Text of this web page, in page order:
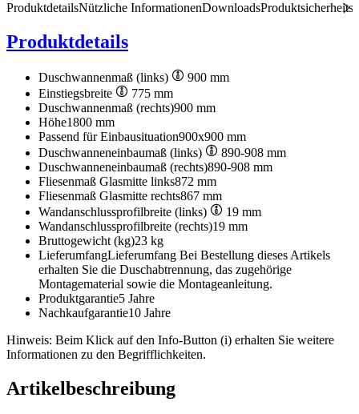
Produktdetails
Produktdetails
Duschwannenmaß (links)
900 mm
Einstiegsbreite
775 mm
Duschwannenmaß (rechts)900 mm
Höhe1800 mm
Passend für Einbausituation900x900 mm
Duschwanneneinbaumaß (links)
890-908 mm
Duschwanneneinbaumaß (rechts)890-908 mm
Fliesenmaß Glasmitte links872 mm
Fliesenmaß Glasmitte rechts867 mm
Wandanschlussprofilbreite (links)
19 mm
Wandanschlussprofilbreite (rechts)19 mm
Bruttogewicht (kg)23 kg
LieferumfangLieferumfang Bei Bestellung dieses Artikels
erhalten Sie die Duschabtrennung, das zugehörige
Montagematerial sowie die Montageanleitung.
Produktgarantie5 Jahre
Nachkaufgarantie10 Jahre
Hinweis: Beim Klick auf den Info-Button (i) erhalten Sie weitere
Informationen zu den Begrifflichkeiten.
Nützliche InformationenDownloads
Artikelbeschreibung